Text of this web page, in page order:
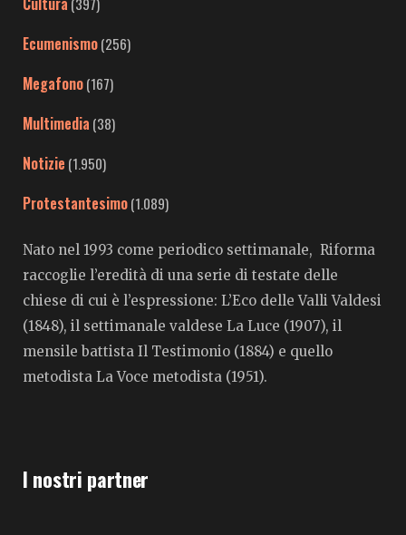
Ecumenismo(256)
Megafono(167)
Multimedia (38)
Notizie (1.950)
Protestantesimo(1.089)
Nato nel 1993 come periodico settimanale, Riforma
raccoglie l’eredità di una serie di testate delle
chiese di cui è l’espressione: L’Eco delle Valli Valdesi
(1848), il settimanale valdese La Luce (1907), il
mensile battista Il Testimonio (1884) e quello
metodista La Voce metodista (1951).
I nostri partner